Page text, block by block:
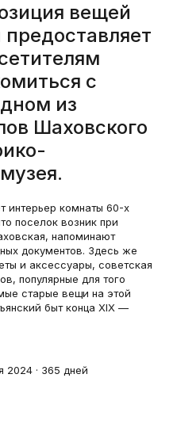
вещей
предоставляет
с
из
Шаховского
интерьер комнаты 60-х
поселок возник при
напоминают
документов. Здесь же
и аксессуары, советская
популярные для того
старые вещи на этой
быт конца XIX —
2024 · 365 дней